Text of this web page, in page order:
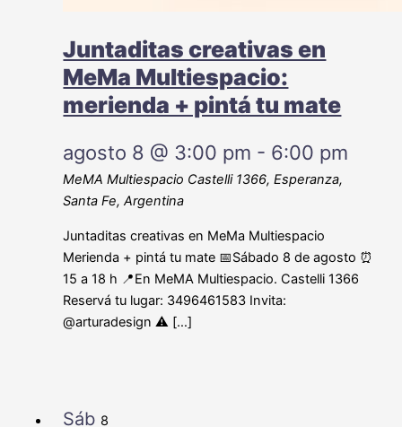
Juntaditas creativas en
MeMa Multiespacio:
merienda + pintá tu mate
agosto 8 @ 3:00 pm - 6:00 pm
MeMA Multiespacio Castelli 1366, Esperanza,
Santa Fe, Argentina
Juntaditas creativas en MeMa Multiespacio
Merienda + pintá tu mate 📅Sábado 8 de agosto ⏰
15 a 18 h 📍En MeMA Multiespacio. Castelli 1366
Reservá tu lugar: 3496461583 Invita:
@arturadesign ⚠️ […]
Sáb 8